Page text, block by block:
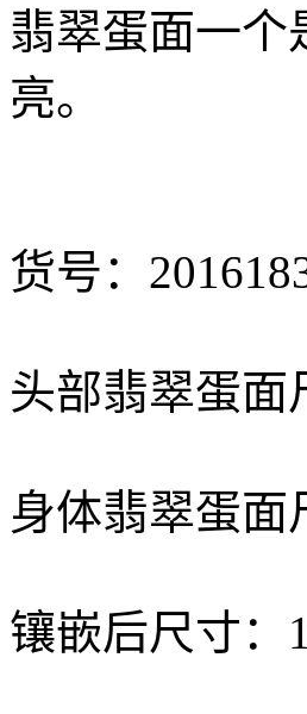
翡翠蛋面一个
亮。
货号：
头部翡翠蛋面
身体翡翠蛋面
镶嵌后尺寸：